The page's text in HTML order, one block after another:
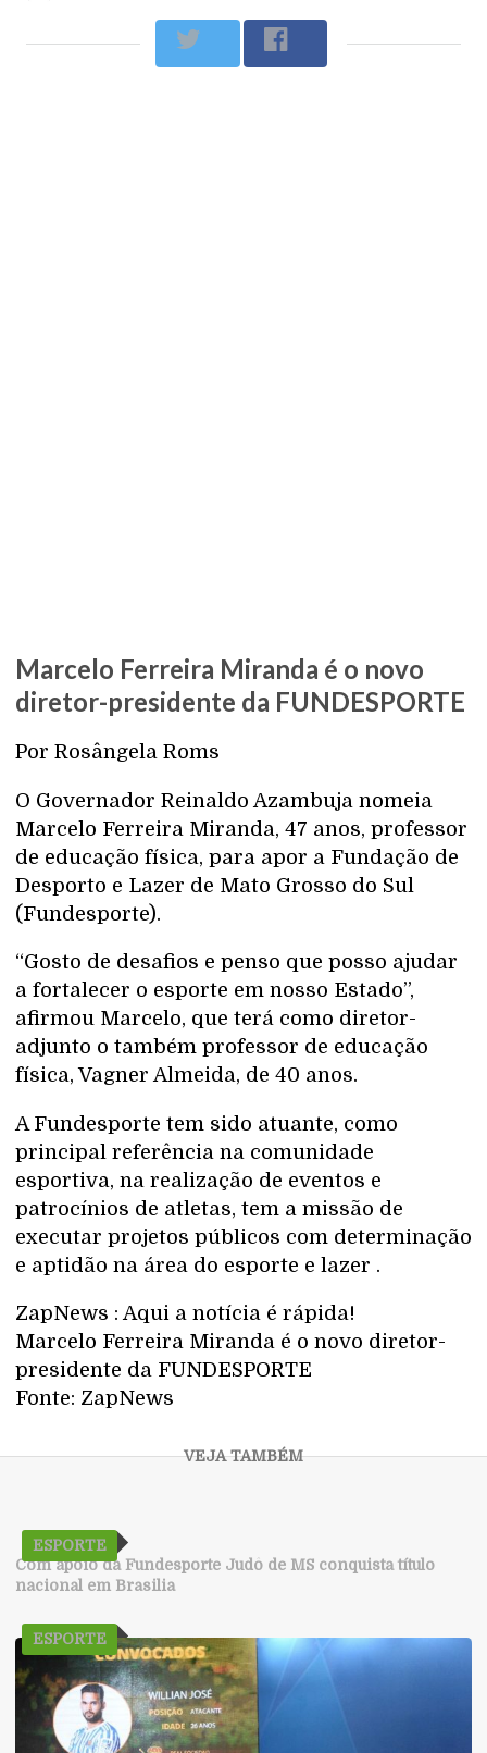
Marcelo Ferreira Miranda é o novo
diretor-presidente da FUNDESPORTE
Por Rosângela Roms
O Governador Reinaldo Azambuja nomeia
Marcelo Ferreira Miranda, 47 anos, professor
de educação física, para apor a Fundação de
Desporto e Lazer de Mato Grosso do Sul
(Fundesporte).
“Gosto de desafios e penso que posso ajudar
a fortalecer o esporte em nosso Estado”,
afirmou Marcelo, que terá como diretor-
adjunto o também professor de educação
física, Vagner Almeida, de 40 anos.
A Fundesporte tem sido atuante, como
principal referência na comunidade
esportiva, na realização de eventos e
patrocínios de atletas, tem a missão de
executar projetos públicos com determinação
e aptidão na área do esporte e lazer .
ZapNews : Aqui a notícia é rápida!
Marcelo Ferreira Miranda é o novo diretor-
presidente da FUNDESPORTE
Fonte: ZapNews
ESPORTE
Com apoio da Fundesporte Judô de MS conquista título
nacional em Brasilia
ESPORTE